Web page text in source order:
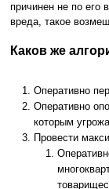
причинен не по его
вреда, такое
Каков же
Оперативно
Оперативно
которым
Провести